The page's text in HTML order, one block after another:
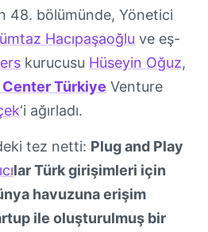
48. bölümünde, Yönetici
Hacıpaşaoğlu ve eş-
kurucusu Hüseyin Oğuz,
Center Türkiye Venture
‘i ağırladı.
tez netti: Plug and Play
lar Türk girişimleri için
havuzuna erişim
ile oluşturulmuş bir